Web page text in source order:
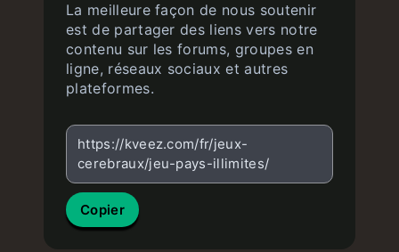
La meilleure façon de nous soutenir
est de partager des liens vers notre
contenu sur les forums, groupes en
ligne, réseaux sociaux et autres
plateformes.
https://kveez.com/fr/jeux-
cerebraux/jeu-pays-illimites/
Copier